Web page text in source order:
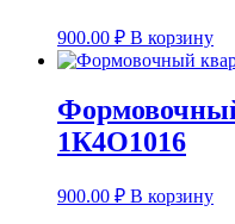
900.00 ₽ В корзину
1К4О1016
900.00 ₽ В корзину